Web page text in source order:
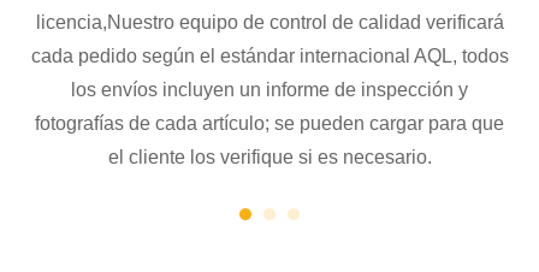
licencia,Nuestro equipo de control de calidad verificará
cada pedido según el estándar internacional AQL, todos
los envíos incluyen un informe de inspección y
fotografías de cada artículo; se pueden cargar para que
el cliente los verifique si es necesario.